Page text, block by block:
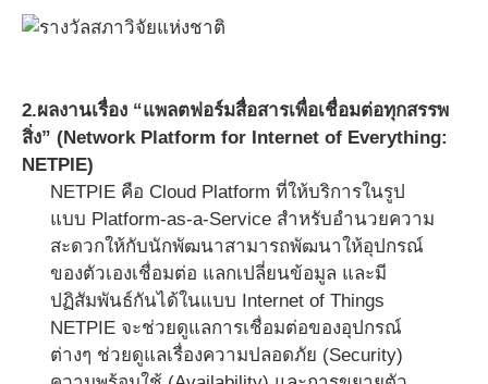
2.ผลงานเรื่อง “แพลตฟอร์มสื่อสารเพื่อเชื่อมต่อทุกสรรพ
สิ่ง” (Network Platform for Internet of Everything:
NETPIE)
NETPIE คือ Cloud Platform ที่ให้บริการในรูป
แบบ Platform-as-a-Service สำหรับอำนวยความ
สะดวกให้กับนักพัฒนาสามารถพัฒนาให้อุปกรณ์
ของตัวเองเชื่อมต่อ แลกเปลี่ยนข้อมูล และมี
ปฏิสัมพันธ์กันได้ในแบบ Internet of Things
NETPIE จะช่วยดูแลการเชื่อมต่อของอุปกรณ์
ต่างๆ ช่วยดูแลเรื่องความปลอดภัย (Security)